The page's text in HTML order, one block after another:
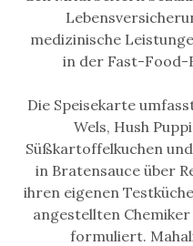
medizinische
in der Fast-Food-
Die Speisekarte
Wels, Hush
Süßkartoffelkuchen
in Bratensauce über
ihren eigenen
angestellten
formuliert.